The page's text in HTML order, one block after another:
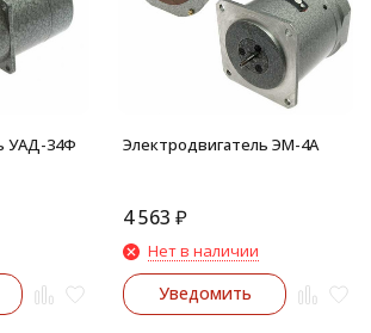
УАД-34Ф Электродвигатель ЭМ-4А
4 563 ₽
Нет в наличии
Уведомить